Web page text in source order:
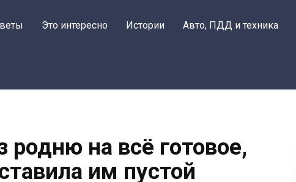
Это интересно Истории Авто, ПДД и техника
родню на всё готовое,
им пустой